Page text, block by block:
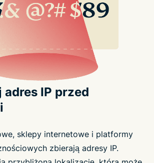
IP przed
sklepy internetowe i platformy
zbierają adresy IP.